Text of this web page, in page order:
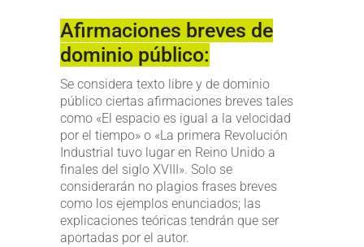
Afirmaciones breves de
dominio público:
Se considera texto libre y de dominio
público ciertas afirmaciones breves tales
como «El espacio es igual a la velocidad
por el tiempo» o «La primera Revolución
Industrial tuvo lugar en Reino Unido a
finales del siglo XVIII». Solo se
considerarán no plagios frases breves
como los ejemplos enunciados; las
explicaciones teóricas tendrán que ser
aportadas por el autor.